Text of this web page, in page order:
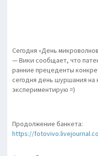
Сегодня «День
— Вики сообщает, что
ранние прецеденты
сегодня день шуршания на
экспериментирую =)
Продолжение банкета:
https://